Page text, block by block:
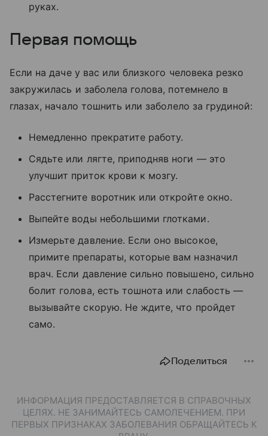
руках.
Первая помощь
Если на даче у вас или близкого человека резко
закружилась и заболела голова, потемнело в
глазах, начало тошнить или заболело за грудиной:
Немедленно прекратите работу.
Сядьте или лягте, приподняв ноги — это
улучшит приток крови к мозгу.
Расстегните воротник или откройте окно.
Выпейте воды небольшими глотками.
Измерьте давление. Если оно высокое,
примите препараты, которые вам назначил
врач. Если давление сильно повышено, сильно
болит голова, есть тошнота или слабость —
вызывайте скорую. Не ждите, что пройдет
само.
Поделиться
ИНФОРМАЦИЯ ПРЕДОСТАВЛЯЕТСЯ В СПРАВОЧНЫХ
ЦЕЛЯХ. НЕ ЗАНИМАЙТЕСЬ САМОЛЕЧЕНИЕМ. ПРИ
ПЕРВЫХ ПРИЗНАКАХ ЗАБОЛЕВАНИЯ ОБРАЩАЙТЕСЬ К